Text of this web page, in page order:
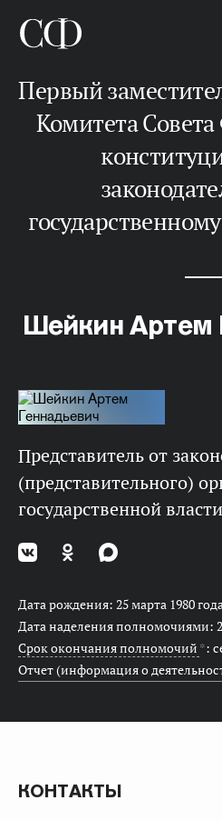
Первый заместитель председателя
Комитета
Шейкин Артем
представитель от законодательного
(представительного)
государственной
Дата рождения: 25 марта 1980
Дата наделения полномочиями:
Срок окончания полномочий *:
Отчет (информация о
КОНТАКТЫ